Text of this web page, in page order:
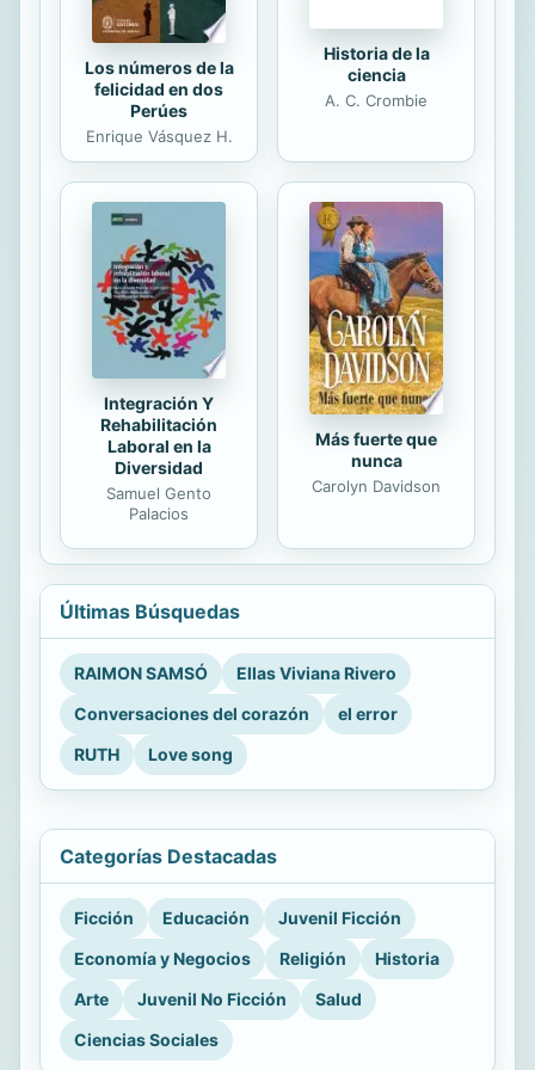
Los números de la
felicidad en dos
Perúes
Enrique Vásquez H.
Historia de la
ciencia
A. C. Crombie
Integración Y
Rehabilitación
Laboral en la
Diversidad
Samuel Gento
Palacios
Más fuerte que
nunca
Carolyn Davidson
Últimas Búsquedas
RAIMON SAMSÓ
Ellas Viviana Rivero
Conversaciones del corazón
el error
RUTH
Love song
Categorías Destacadas
Ficción Educación
Juvenil Ficción
Economía y Negocios
Religión
Historia
Arte
Juvenil No Ficción
Salud
Ciencias Sociales